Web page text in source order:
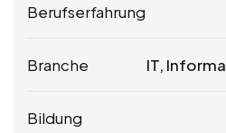
Berufserfahrung
Branche IT,
Bildung